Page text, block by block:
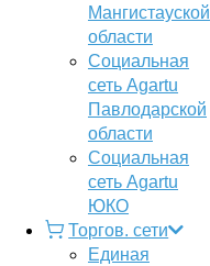
Мангистауской
области
Социальная
сеть Agartu
Павлодарской
области
Социальная
сеть Agartu
ЮКО
Торгов. сети
Единая